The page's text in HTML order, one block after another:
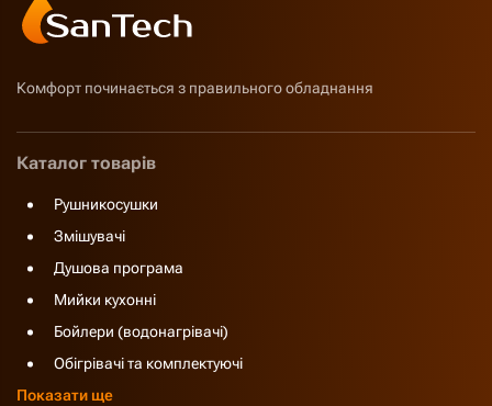
Комфорт починається з правильного обладнання
Каталог товарів
Рушникосушки
Змішувачі
Душова програма
Мийки кухонні
Бойлери (водонагрівачі)
Обігрівачі та комплектуючі
Показати ще